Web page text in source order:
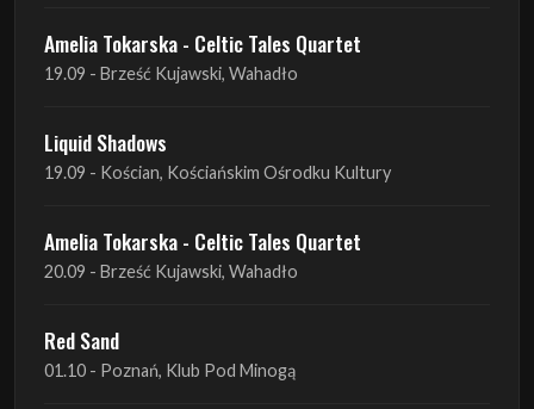
Liquid Shadows
19.09 - Kościan, Kościańskim Ośrodku Kultury
Amelia Tokarska - Celtic Tales Quartet
20.09 - Brześć Kujawski, Wahadło
Red Sand
Haken